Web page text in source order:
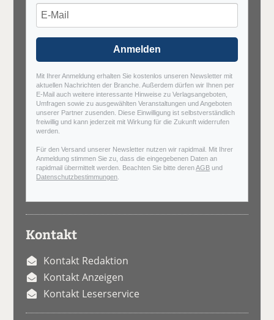
Anmelden
Mit Ihrer Anmeldung erhalten Sie kostenlos unseren Newsletter mit
aktuellen Nachrichten der Branche. Außerdem dürfen wir Ihnen per
E-Mail auch weitere interessante Hinweise zu Verlagsangeboten,
Umfragen sowie zu ausgewählten Veranstaltungen und Angeboten
unserer Partner zusenden. Diese Einwilligung ist selbstverständlich
freiwillig und kann jederzeit mit Wirkung für die Zukunft widerrufen
werden.
Für den Versand unserer Newsletter nutzen wir rapidmail. Mit Ihrer
Anmeldung stimmen Sie zu, dass die eingegebenen Daten an
rapidmail übermittelt werden. Beachten Sie bitte derenAGB und
Datenschutzbestimmungen
Kontakt
Kontakt Redaktion
Kontakt Anzeigen
Kontakt Leserservice